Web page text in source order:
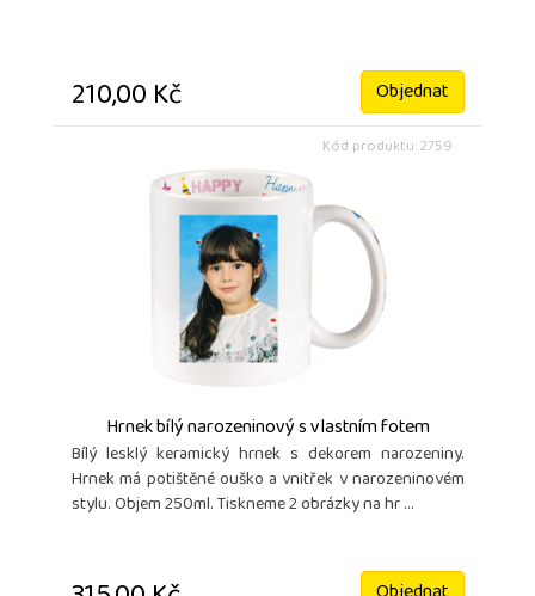
210,00 Kč Objednat
Kód produktu: 2759
Hrnek bílý narozeninový s vlastním fotem
Bílý lesklý keramický hrnek s dekorem narozeniny.
Hrnek má potištěné ouško a vnitřek v narozeninovém
stylu. Objem 250ml. Tiskneme 2 obrázky na hr ...